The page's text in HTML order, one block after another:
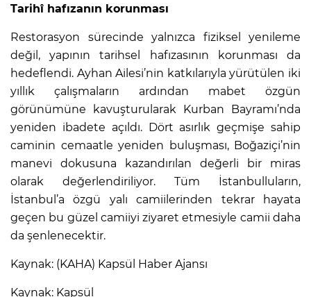
Tarihî hafızanın korunması
Restorasyon sürecinde yalnızca fiziksel yenileme
değil, yapının tarihsel hafızasının korunması da
hedeflendi. Ayhan Ailesi’nin katkılarıyla yürütülen iki
yıllık çalışmaların ardından mabet özgün
görünümüne kavuşturularak Kurban Bayramı’nda
yeniden ibadete açıldı. Dört asırlık geçmişe sahip
caminin cemaatle yeniden buluşması, Boğaziçi’nin
manevi dokusuna kazandırılan değerli bir miras
olarak değerlendiriliyor. Tüm İstanbulluların,
İstanbul’a özgü yalı camiilerinden tekrar hayata
geçen bu güzel camiiyi ziyaret etmesiyle camii daha
da şenlenecektir.
Kaynak: (KAHA) Kapsül Haber Ajansı
Kaynak: Kapsül